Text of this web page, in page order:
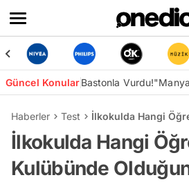
Güncel KonularBastonla Vurdu!
Haberler Test İlkokulda Hangi
İlkokulda Hangi
Kulübünde